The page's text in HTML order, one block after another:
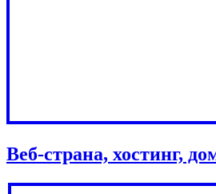
Веб-страна, хостинг,